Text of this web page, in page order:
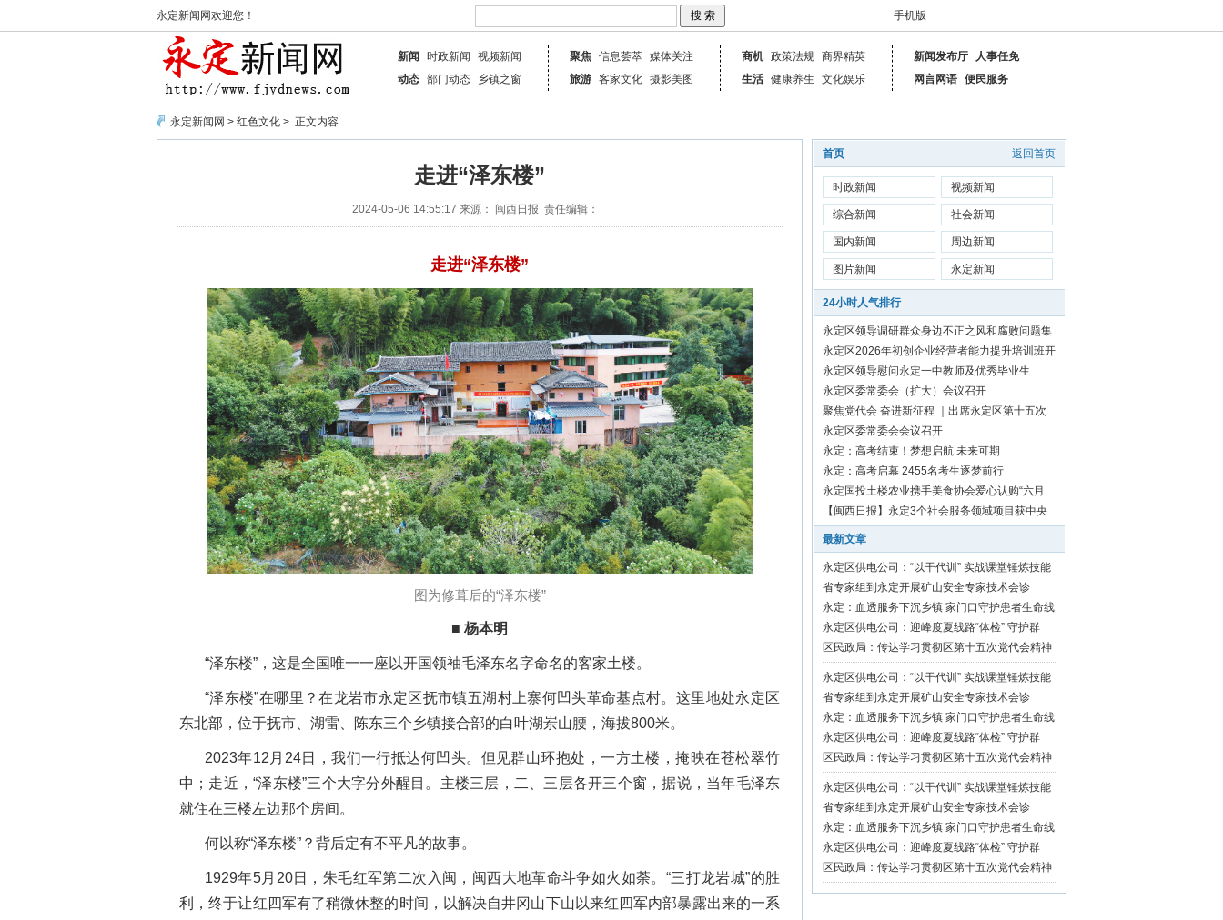
永定新闻网欢迎您！ 手机版
新闻 时政新闻
视频新闻
动态 部门动态 乡镇之窗
聚焦 信息荟萃 媒体关注
旅游 客家文化 摄影美图
商机 政策法规 商界精英
生活 健康养生 文化娱乐
新闻发布厅
人事任免
网言网语 便民服务
永定新闻网 > 红色文化 > 正文内容
走进“泽东楼”
2024-05-06 14:55:17 来源： 闽西日报 责任编辑：
走进“泽东楼”
图为修葺后的“泽东楼”
■ 杨本明
“泽东楼”，这是全国唯一一座以开国领袖毛泽东名字命名的客家土楼。
“泽东楼”在哪里？在龙岩市永定区抚市镇五湖村上寨何凹头革命基点村。这里地处永定区
东北部，位于抚市、湖雷、陈东三个乡镇接合部的白叶湖岽山腰，海拔800米。
2023年12月24日，我们一行抵达何凹头。但见群山环抱处，一方土楼，掩映在苍松翠竹
中；走近，“泽东楼”三个大字分外醒目。主楼三层，二、三层各开三个窗，据说，当年毛泽东
就住在三楼左边那个房间。
何以称“泽东楼”？背后定有不平凡的故事。
1929年5月20日，朱毛红军第二次入闽，闽西大地革命斗争如火如荼。“三打龙岩城”的胜
利，终于让红四军有了稍微休整的时间，以解决自井冈山下山以来红四军内部暴露出来的一系
返回首页
首页
时政新闻 视频新闻
综合新闻 社会新闻
国内新闻 周边新闻
图片新闻 永定新闻
24小时人气排行
永定区领导调研群众身边不正之风和腐败问题集
中整治工作
永定区2026年初创企业经营者能力提升培训班开
始报名啦！
永定区领导慰问永定一中教师及优秀毕业生
永定区委常委会（扩大）会议召开
聚焦党代会 奋进新征程 ｜出席永定区第十五次
党代会代表向大会报到
永定区委常委会会议召开
永定：高考结束！梦想启航 未来可期
永定：高考启幕 2455名考生逐梦前行
永定国投土楼农业携手美食协会爱心认购“六月
红”芋1500斤
【闽西日报】永定3个社会服务领域项目获中央
资金补助
最新文章
永定区供电公司：“以干代训” 实战课堂锤炼技能
硬功
省专家组到永定开展矿山安全专家技术会诊
永定：血透服务下沉乡镇 家门口守护患者生命线
永定区供电公司：迎峰度夏线路“体检” 守护群
众“清凉度夏”
区民政局：传达学习贯彻区第十五次党代会精神
永定区供电公司：“以干代训” 实战课堂锤炼技能
硬功
省专家组到永定开展矿山安全专家技术会诊
永定：血透服务下沉乡镇 家门口守护患者生命线
永定区供电公司：迎峰度夏线路“体检” 守护群
众“清凉度夏”
区民政局：传达学习贯彻区第十五次党代会精神
永定区供电公司：“以干代训” 实战课堂锤炼技能
硬功
省专家组到永定开展矿山安全专家技术会诊
永定：血透服务下沉乡镇 家门口守护患者生命线
永定区供电公司：迎峰度夏线路“体检” 守护群
众“清凉度夏”
区民政局：传达学习贯彻区第十五次党代会精神